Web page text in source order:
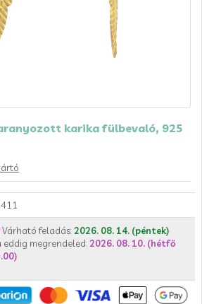
karika fülbevaló, 925
Várható feladás: 2026. 08. 14. (péntek)
eddig megrendeled: 2026. 08. 10. (hétfő